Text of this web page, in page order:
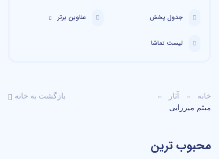
جدول پخش عناوین برتر
لیست تماشا
خانه
آثار
میثم میرزایی
بازگشت به خانه
محبوب ترین
WebDL